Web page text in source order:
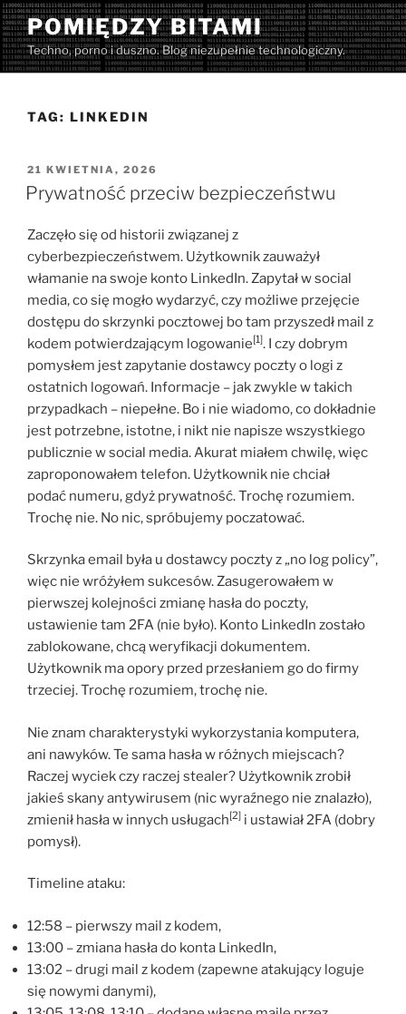
Przejdź
do
treści
POMIĘDZY BITAMI
Techno, porno i duszno. Blog niezupełnie technologiczny.
TAG: LINKEDIN
OPUBLIKOWANE
W
21 KWIETNIA, 2026
Prywatność przeciw bezpieczeństwu
Zaczęło się od historii związanej z
cyberbezpieczeństwem. Użytkownik zauważył
włamanie na swoje konto LinkedIn. Zapytał w social
media, co się mogło wydarzyć, czy możliwe przejęcie
dostępu do skrzynki pocztowej bo tam przyszedł mail z
kodem potwierdzającym logowanie[1]. I czy dobrym
pomysłem jest zapytanie dostawcy poczty o logi z
ostatnich logowań. Informacje – jak zwykle w takich
przypadkach – niepełne. Bo i nie wiadomo, co dokładnie
jest potrzebne, istotne, i nikt nie napisze wszystkiego
publicznie w social media. Akurat miałem chwilę, więc
zaproponowałem telefon. Użytkownik nie chciał
podać numeru, gdyż prywatność. Trochę rozumiem.
Trochę nie. No nic, spróbujemy poczatować.
Skrzynka email była u dostawcy poczty z „no log policy”,
więc nie wróżyłem sukcesów. Zasugerowałem w
pierwszej kolejności zmianę hasła do poczty,
ustawienie tam 2FA (nie było). Konto LinkedIn zostało
zablokowane, chcą weryfikacji dokumentem.
Użytkownik ma opory przed przesłaniem go do firmy
trzeciej. Trochę rozumiem, trochę nie.
Nie znam charakterystyki wykorzystania komputera,
ani nawyków. Te sama hasła w różnych miejscach?
Raczej wyciek czy raczej stealer? Użytkownik zrobił
jakieś skany antywirusem (nic wyraźnego nie znalazło),
zmienił hasła w innych usługach[2] i ustawiał 2FA (dobry
pomysł).
Timeline ataku:
12:58 – pierwszy mail z kodem,
13:00 – zmiana hasła do konta LinkedIn,
13:02 – drugi mail z kodem (zapewne atakujący loguje
się nowymi danymi),